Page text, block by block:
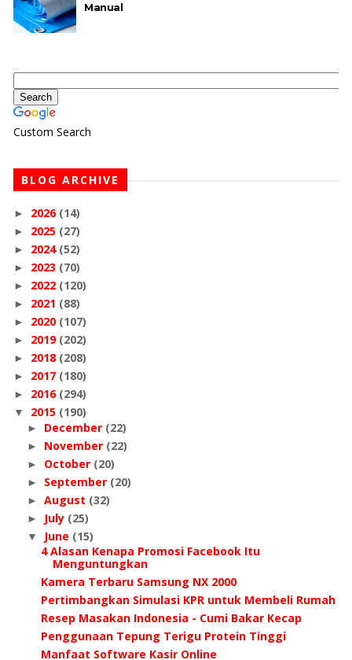
Manual
Custom Search
BLOG ARCHIVE
► 2026 (14)
► 2025 (27)
► 2024 (52)
► 2023 (70)
► 2022 (120)
► 2021 (88)
► 2020 (107)
► 2019 (202)
► 2018 (208)
► 2017 (180)
► 2016 (294)
▼ 2015 (190)
► December (22)
► November (22)
► October (20)
► September (20)
► August (32)
► July (25)
▼ June (15)
4 Alasan Kenapa Promosi Facebook Itu
Menguntungkan
Kamera Terbaru Samsung NX 2000
Pertimbangkan Simulasi KPR untuk Membeli Rumah
Resep Masakan Indonesia - Cumi Bakar Kecap
Penggunaan Tepung Terigu Protein Tinggi
Manfaat Software Kasir Online